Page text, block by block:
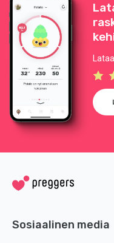
Sosiaalinen media